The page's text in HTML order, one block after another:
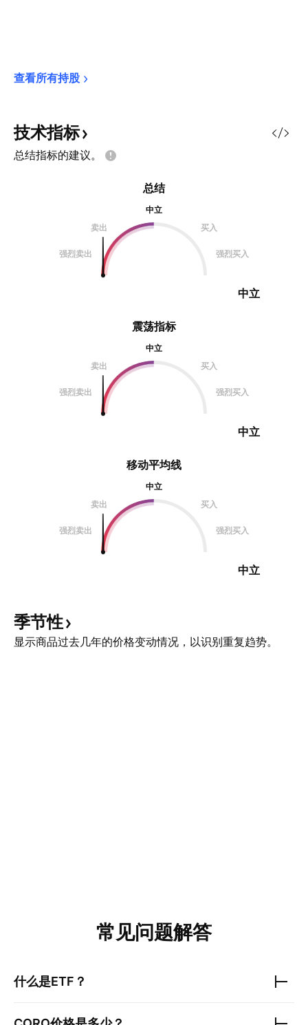
查看所有持股
技术指标
总结指标的建议。
震荡指标
中立
卖出
买入
强烈卖出 强烈买入
中立
总结
中立
卖出
买入
强烈卖出 强烈买入
中立
移动平均线
中立
卖出
买入
强烈卖出 强烈买入
中立
季节性
显示商品过去几年的价格变动情况，以识别重复趋势。
常见问题解答
什么是ETF？